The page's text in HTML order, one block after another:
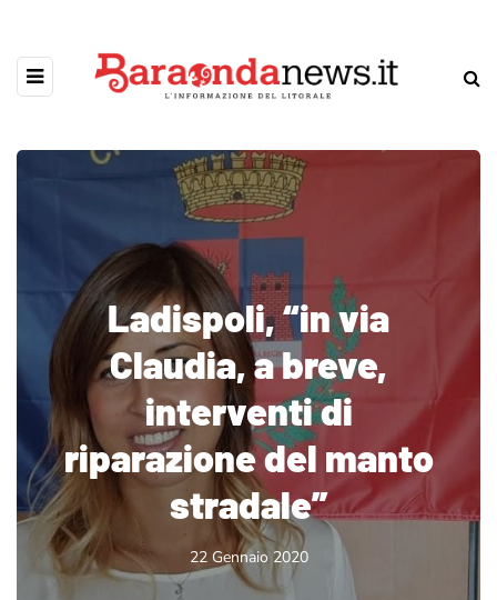
Ladispoli, “in via
Claudia, a breve,
interventi di
riparazione del manto
stradale”
22 Gennaio 2020